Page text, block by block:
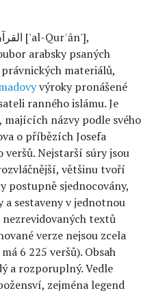
[Arabsky čtení], v arabštině القرآن‎‎ ['al-Qurʾān'],
arabsky psaných
materiálů,
výroky pronášené
ranného islámu. Je
názvy podle svého
o příbězích Josefa
veršů. Nejstarší súry jsou
většinu tvoří
postupně sjednocovány,
a sestaveny v jednotnou
textů
verze nejsou zcela
6 225 veršů). Obsah
a rozporuplný. Vedle
zejména legend